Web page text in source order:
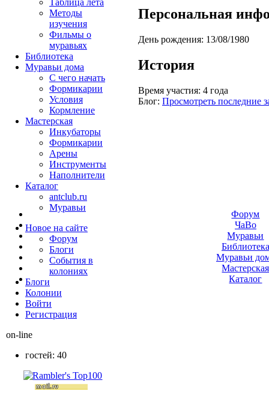
Персональная
День рождения: 13/08/1980
История
Время участия: 4 года
Блог: Просмотреть последние
Таблица лёта
Методы
изучения
Фильмы о
муравьях
Библиотека
Муравьи дома
С чего начать
Формикарии
Условия
Кормление
Мастерская
Инкубаторы
Формикарии
Арены
Инструменты
Наполнители
Каталог
antclub.ru
Муравьи
Новое на сайте
Форум
Блоги
События в
колониях
Блоги
Колонии
Войти
Peгиcтpaция
on-line
гостей: 40
Форум
ЧаВо
Муравьи
Библиотека
Муравьи
Мастерская
Каталог